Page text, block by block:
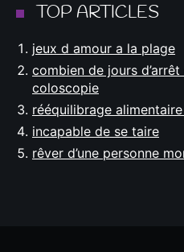
TOP ARTICLES
jeux d amour a la plage
combien de jours
coloscopie
rééquilibrage
incapable de se taire
rêver d’une personne